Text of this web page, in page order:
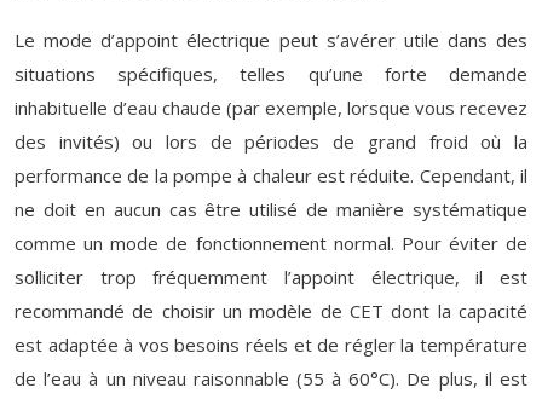
Le mode d’appoint électrique peut s’avérer utile dans des
situations spécifiques, telles qu’une forte demande
inhabituelle d’eau chaude (par exemple, lorsque vous recevez
des invités) ou lors de périodes de grand froid où la
performance de la pompe à chaleur est réduite. Cependant, il
ne doit en aucun cas être utilisé de manière systématique
comme un mode de fonctionnement normal. Pour éviter de
solliciter trop fréquemment l’appoint électrique, il est
recommandé de choisir un modèle de CET dont la capacité
est adaptée à vos besoins réels et de régler la température
de l’eau à un niveau raisonnable (55 à 60°C). De plus, il est